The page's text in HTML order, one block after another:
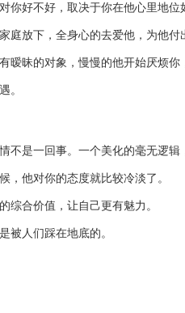
好不好，取决于你在他心里地位
放下，全身心的去爱他，为他付
昧的对象，慢慢的他开始厌烦你
。
是一回事。一个美化的毫无逻辑
他对你的态度就比较冷淡了。
合价值，让自己更有魅力。
人们踩在地底的。